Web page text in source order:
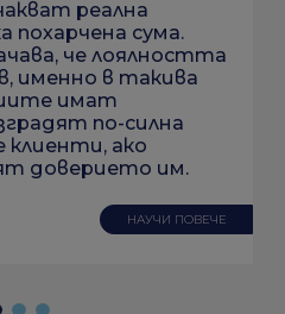
реална
похарчена сума.
че лоялността
именно в такива
имат
по-силна
клиенти, ако
доверието им.
НАУЧИ ПОВЕЧЕ